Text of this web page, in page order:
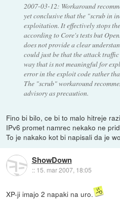
2007-03-12: Workaround
yet conclusive that the "scrub in
exploitation. It effectively stops
according to Core's tests but
does not provide a clear
could just be that the attack
way that is not meaningful for
error in the exploit code rather
The "scrub" workaround
advisory as precaution.
Fino bi bilo, ce bi to malo hitreje
IPv6 promet namrec nekako ne
To je nakako kot bi napisali da je
ShowDown
:: 15. mar 2007, 18:05
XP-ji imajo 2 napaki na uro.